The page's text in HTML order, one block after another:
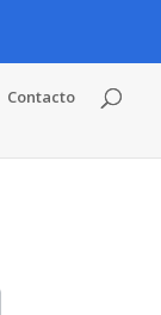
Contacto